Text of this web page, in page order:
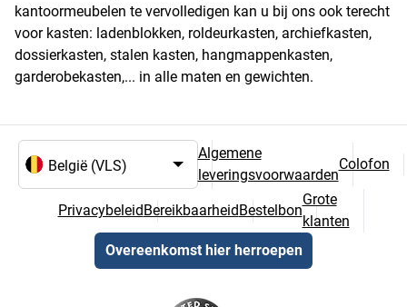
kantoormeubelen te vervolledigen kan u bij ons ook terecht
voor kasten: ladenblokken, roldeurkasten, archiefkasten,
dossierkasten, stalen kasten, hangmappenkasten,
garderobekasten,... in alle maten en gewichten.
Algemene
leveringsvoorwaarden
Colofon
Privacybeleid Bereikbaarheid Bestelbon
Grote
klanten
Overeenkomst hier herroepen